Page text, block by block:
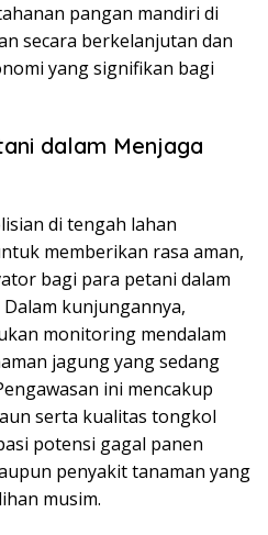
pangan mandiri di
secara berkelanjutan dan
yang signifikan bagi
dalam Menjaga
di tengah lahan
memberikan rasa aman,
bagi para petani dalam
kunjungannya,
monitoring mendalam
jagung yang sedang
ini mencakup
serta kualitas tongkol
potensi gagal panen
penyakit tanaman yang
musim.